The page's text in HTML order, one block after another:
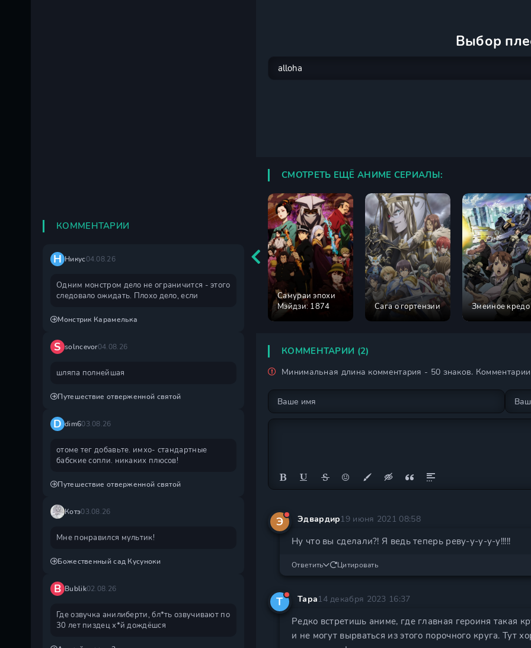
Выбор
СМОТРЕТЬ ЕЩЁ АНИМЕ СЕРИАЛЫ:
Самураи эпохи
Мэйдзи: 1874
Сага о гортензии Змеиное кредо
КОММЕНТАРИИ (2)
Минимальная длина комментария - 50 знаков.
Э Эдвардир19 июня 2021 08:58
Ну что вы сделали?! Я ведь теперь реву-у-у-у-у!!!!!
Ответить Цитировать
Т Тара14 декабря 2023 16:37
Редко встретишь аниме, где главная героиня такая
и не могут вырваться из этого порочного круга. Тут
КОММЕНТАРИИ
Н Никус04.08.26
Одним монстром дело не ограничится - этого
следовало ожидать. Плохо дело, если
Монстрик Карамелька
S solncevor04.08.26
шляпа полнейшая
Путешествие отверженной святой
D dim603.08.26
отоме тег добавьте. имхо- стандартные
бабские сопли. никаких плюсов!
Путешествие отверженной святой
Котэ03.08.26
Мне понравился мультик!
Божественный сад Кусуноки
B Bublik02.08.26
Где озвучка анилиберти, бл*ть озвучивают по
30 лет пиздец х*й дождëшся